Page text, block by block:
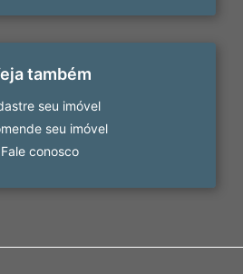
também
seu imóvel
seu imóvel
Fale conosco